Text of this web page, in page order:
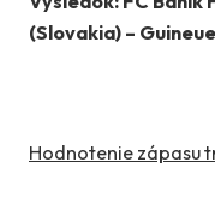
(Slovakia) –
Hodnotenie zápasu